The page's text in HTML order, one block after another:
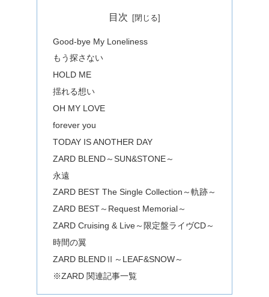
目次
Good-bye My Loneliness
もう探さない
HOLD ME
揺れる想い
OH MY LOVE
forever you
TODAY IS ANOTHER DAY
ZARD BLEND～SUN&STONE～
永遠
ZARD BEST The Single Collection～軌跡～
ZARD BEST～Request Memorial～
ZARD Cruising & Live～限定盤ライヴCD～
時間の翼
ZARD BLENDⅡ～LEAF&SNOW～
※ZARD 関連記事一覧